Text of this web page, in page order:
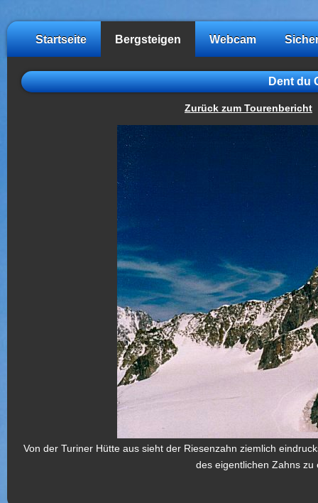
Startseite Bergsteigen Webcam
Dent du
Zurück zum Tourenbericht
Von der Turiner Hütte aus sieht der Riesenzahn ziemlich
des eigentlichen Zahns